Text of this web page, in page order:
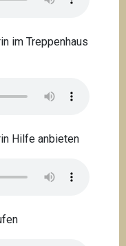
im Treppenhaus
Hilfe anbieten